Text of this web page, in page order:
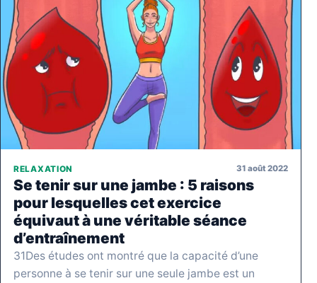
RELAXATION 31 août 2022
Se tenir sur une jambe : 5 raisons
pour lesquelles cet exercice
équivaut à une véritable séance
d’entraînement
31Des études ont montré que la capacité d’une
personne à se tenir sur une seule jambe est un